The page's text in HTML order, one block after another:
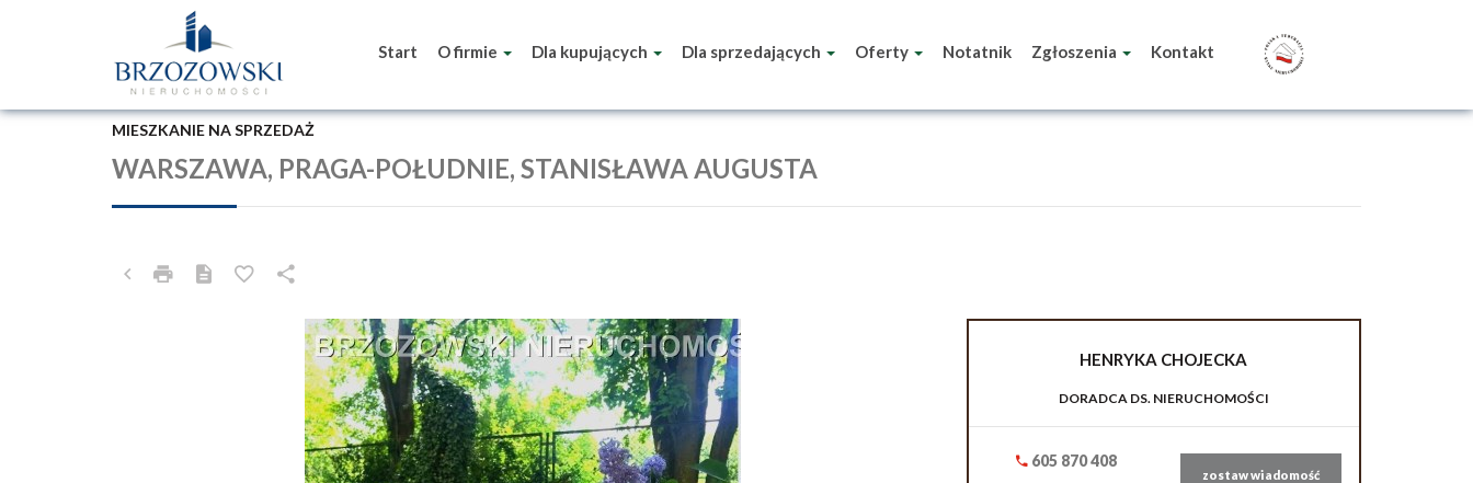
Start O firmie Dla kupujących Dla sprzedających Oferty Notatnik Zgłoszenia Kontakt
WARSZAWA, PRAGA-POŁUDNIE, STANISŁAWA AUGUSTA
MIESZKANIE NA SPRZEDAŻ
HENRYKA CHOJECKA
DORADCA DS. NIERUCHOMOŚCI
605 870 408
zostaw wiadomość